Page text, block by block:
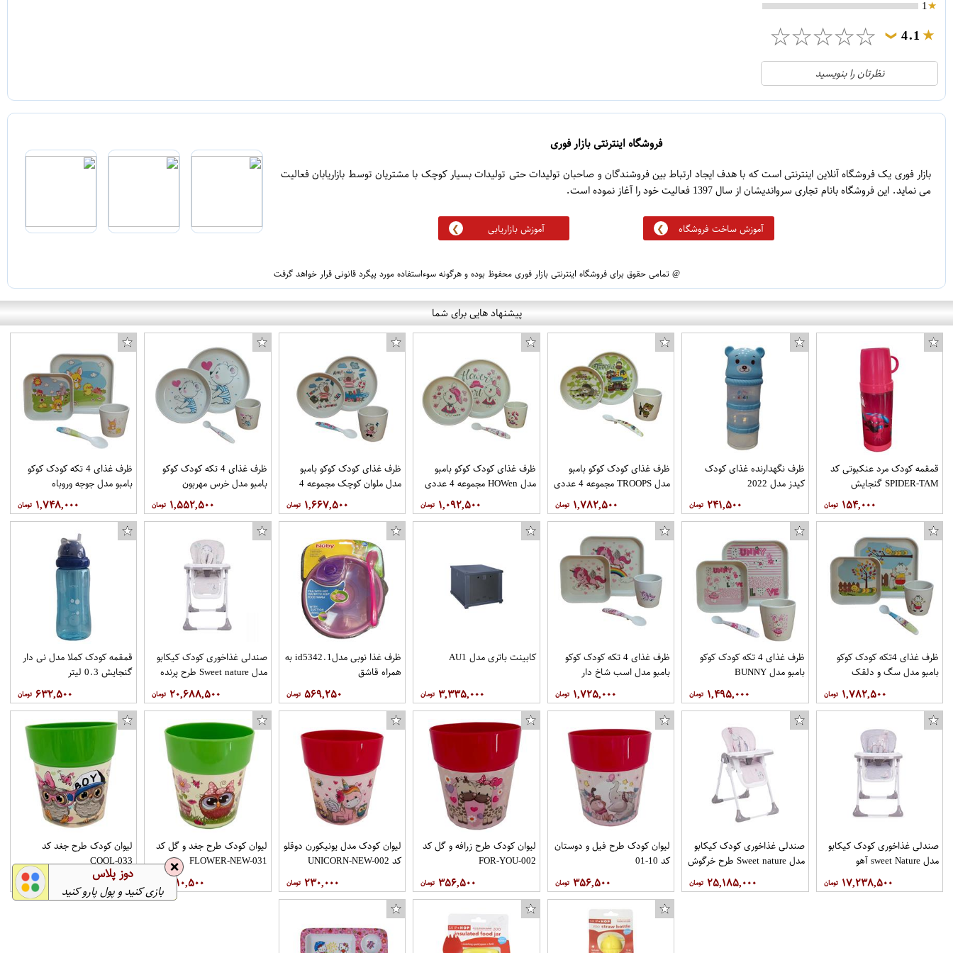
1
4.1
❯
☆
☆
☆
☆
☆
21
3
1
1
5
نظرتان را بنویسید
فروشگاه اینترنتی بازار فوری
بازار فوری یک فروشگاه آنلاین اینترنتی است که با هدف ایجاد ارتباط بین فروشندگان و صاحبان تولیدات حتی تولیدات بسیار کوچک با مشتریان توسط بازاریابان فعالیت
می نماید. این فروشگاه بانام تجاری سرواندیشان از سال 1397 فعالیت خود را آغاز نموده است.
آموزش ساخت فروشگاه آموزش بازاریابی
@ تمامی حقوق برای فروشگاه اینترنتی بازار فوری محفوظ بوده و هرگونه سوءاستفاده مورد پیگرد قانونی قرار خواهد گرفت
پیشنهاد هایی برای شما
قمقمه کودک مرد عنکبوتی کد
SPIDER-TAM گنجایش
۱۵۴,۰۰۰
ظرف نگهدارنده غذای کودک
کیدز مدل 2022
۲۴۱,۵۰۰
ظرف غذای کودک کوکو بامبو
مدل TROOPS مجموعه 4 عددی
۱,۷۸۲,۵۰۰
ظرف غذای کودک کوکو بامبو
مدل HOWen مجموعه 4 عددی
۱,۰۹۲,۵۰۰
ظرف غذای کودک کوکو بامبو
مدل ملوان کوچک مجموعه 4
۱,۶۶۷,۵۰۰
ظرف غذای 4 تکه کودک کوکو
بامبو مدل خرس مهربون
۱,۵۵۲,۵۰۰
ظرف غذای 4 تکه کودک کوکو
بامبو مدل جوجه وروباه
۱,۷۴۸,۰۰۰
ظرف غذای 4تکه کودک کوکو
بامبو مدل سگ و دلقک
۱,۷۸۲,۵۰۰
ظرف غذای 4 تکه کودک کوکو
بامبو مدل BUNNY
۱,۴۹۵,۰۰۰
ظرف غذای 4 تکه کودک کوکو
بامبو مدل اسب شاخ دار
۱,۷۲۵,۰۰۰
کابینت باتری مدل AU1
۳,۳۳۵,۰۰۰
ظرف غذا نوبی مدلid5342.1 به
همراه قاشق
۵۶۹,۲۵۰
صندلی غذاخوری کودک کیکابو
مدل Sweet nature طرح پرنده
۲۰,۶۸۸,۵۰۰
قمقمه کودک کملا مدل نی دار
گنجایش 0.3 لیتر
۶۳۲,۵۰۰
صندلی غذاخوری کودک کیکابو
مدل sweet Nature آهو
۱۷,۲۳۸,۵۰۰
صندلی غذاخوری کودک کیکابو
مدل Sweet nature طرح خرگوش
۲۵,۱۸۵,۰۰۰
لیوان کودک طرح فیل و دوستان
کد 10-01
۳۵۶,۵۰۰
لیوان کودک طرح زرافه و گل کد
FOR-YOU-002
۳۵۶,۵۰۰
لیوان کودک مدل یونیکورن دوقلو
کد UNICORN-NEW-002
۲۳۰,۰۰۰
لیوان کودک طرح جغد و گل کد
FLOWER-NEW-031
۳۱۰,۵۰۰
لیوان کودک طرح جغد کد
COOL-033
۳۵۶,۵۰۰
❌ دوز پلاس
بازی کنید و پول پارو کنید